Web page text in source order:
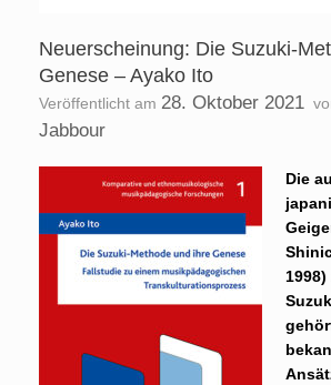
Neuerscheinung: Die Suzuki-
Genese – Ayako Ito
Veröffentlicht am 28. Oktober 2021
Jabbour
Die